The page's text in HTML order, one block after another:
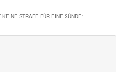
KEINE STRAFE FÜR EINE SÜNDE“